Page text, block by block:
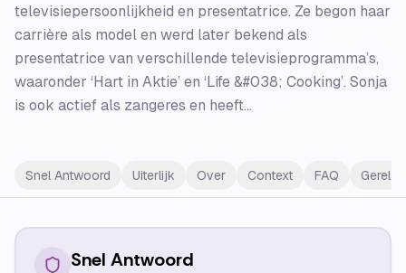
televisiepersoonlijkheid en presentatrice. Ze begon haar
carrière als model en werd later bekend als
presentatrice van verschillende televisieprogramma’s,
waaronder ‘Hart in Aktie’ en ‘Life &#038; Cooking’. Sonja
is ook actief als zangeres en heeft...
Snel Antwoord Uiterlijk Over Context FAQ
Snel Antwoord